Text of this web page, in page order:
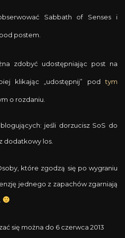
Sabbath of Senses i
postem.
zdobyć udostępniając post na
klikając „udostępnij” podtym
o rozdaniu.
jeśli dorzucisz SoS do
dodatkowy los.
które zgodzą się po wygraniu
jednego z zapachów zgarniają
się można do 6 czerwca 2013